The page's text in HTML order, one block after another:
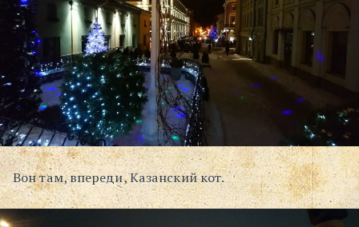
Вон там, впереди, Казанский кот.